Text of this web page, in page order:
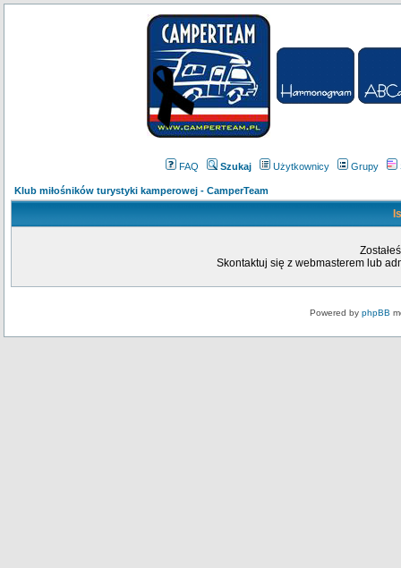
FAQ Szukaj Użytkownicy Grupy
Klub miłośników turystyki kamperowej - CamperTeam
Skontaktuj się z webmasterem lub
Powered by phpBB